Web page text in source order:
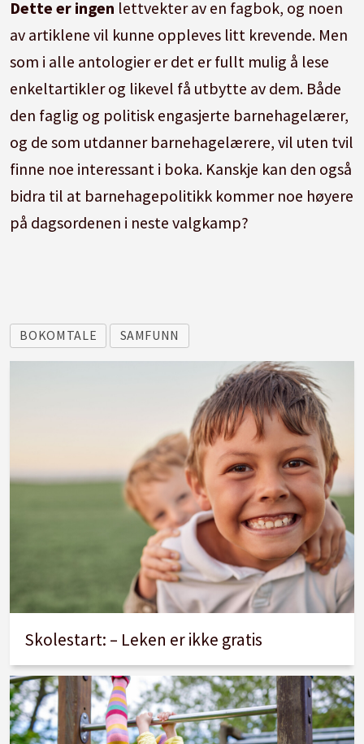
Dette er ingen lettvekter av en fagbok, og noen
av artiklene vil kunne oppleves litt krevende. Men
som i alle antologier er det er fullt mulig å lese
enkeltartikler og likevel få utbytte av dem. Både
den faglig og politisk engasjerte barnehagelærer,
og de som utdanner barnehagelærere, vil uten tvil
finne noe interessant i boka. Kanskje kan den også
bidra til at barnehagepolitikk kommer noe høyere
på dagsordenen i neste valgkamp?
BOKOMTALE SAMFUNN
Skolestart: – Leken er ikke gratis